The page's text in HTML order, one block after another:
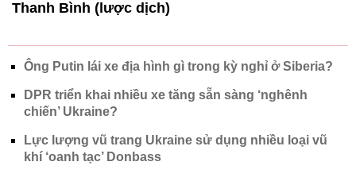
Thanh Bình (lược dịch)
Ông Putin lái xe địa hình gì trong kỳ nghỉ ở Siberia?
DPR triển khai nhiều xe tăng sẵn sàng ‘nghênh
chiến’ Ukraine?
Lực lượng vũ trang Ukraine sử dụng nhiều loại vũ
khí ‘oanh tạc’ Donbass